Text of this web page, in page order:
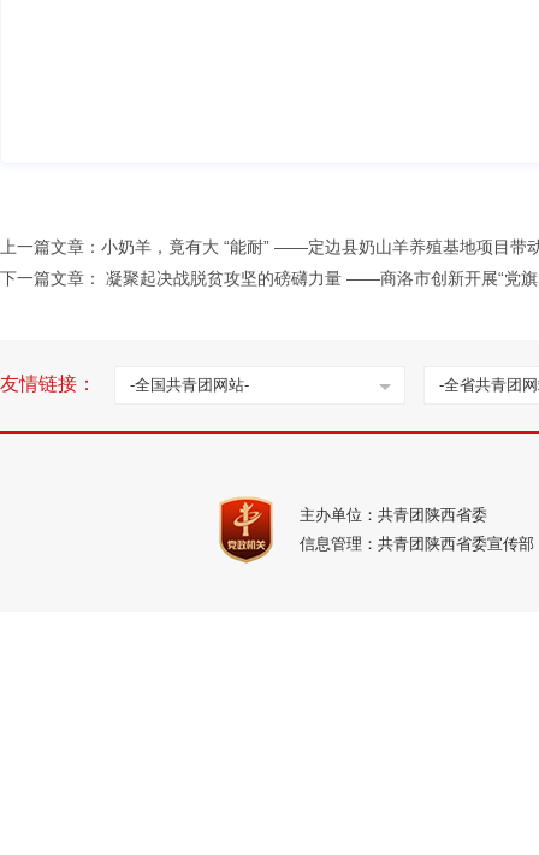
上一篇文章： 小奶羊，竟有大 “能耐” ——定边县奶山羊养殖基地项目带
下一篇文章：
凝聚起决战脱贫攻坚的磅礴力量 ——商洛市创新开展“党
友情链接： -全国共青团网站- -全省共青团
主办单位：共青团陕西省委
信息管理：共青团陕西省委宣传部